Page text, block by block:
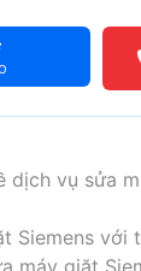
dịch vụ sửa
Siemens với